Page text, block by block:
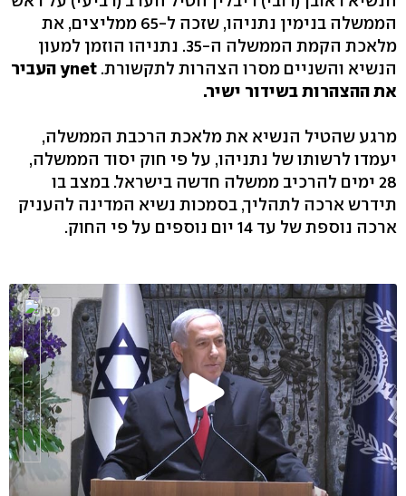
הממשלה בנימין נתניהו, שזכה ל-65 ממליצים, את
מלאכת הקמת הממשלה ה-35. נתניהו הוזמן למעון
הנשיא והשניים מסרו הצהרות לתקשורת.
ynet העביר
את ההצהרות בשידור ישיר.
מרגע שהטיל הנשיא את מלאכת הרכבת הממשלה,
יעמדו לרשותו של נתניהו, על פי חוק יסוד הממשלה,
28 ימים להרכיב ממשלה חדשה בישראל. במצב בו
תידרש ארכה לתהליך, בסמכות נשיא המדינה להעניק
ארכה נוספת של עד 14 יום נוספים על פי החוק.